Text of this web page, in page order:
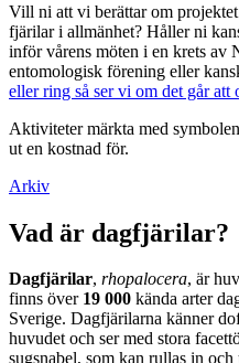
Vill ni att vi berättar om
fjärilar i allmänhet? Håller ni
inför vårens möten i en krets av
entomologisk förening eller
eller ring så ser vi om det går att
Aktiviteter märkta med symbolen
ut en kostnad för.
Arkiv
Vad är dagfjärilar?
Dagfjärilar, rhopalocera, är
finns över 19 000 kända arter
Sverige. Dagfjärilarna känner
huvudet och ser med stora
sugsnabel, som kan rullas in